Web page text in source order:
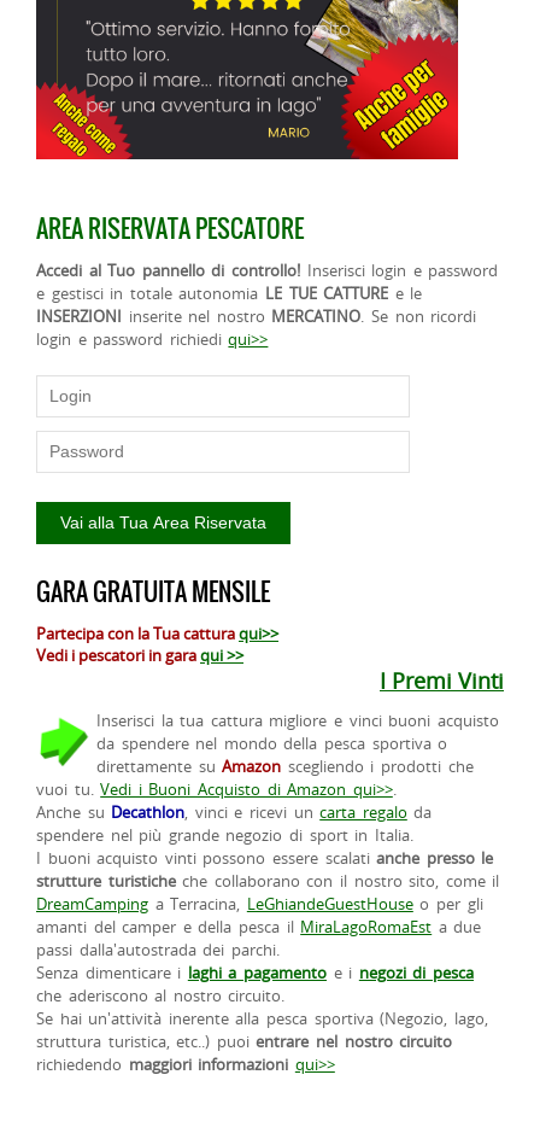
AREA RISERVATA PESCATORE
Accedi al Tuo pannello di controllo! Inserisci login e password
e gestisci in totale autonomia LE TUE CATTURE e le
INSERZIONI inserite nel nostro MERCATINO. Se non ricordi
login e password richiediqui>>
GARA GRATUITA MENSILE
Partecipa con la Tua catturaqui>>
Vedi i pescatori in garaqui >>
I Premi Vinti
Inserisci la tua cattura migliore e vinci buoni acquisto
da spendere nel mondo della pesca sportiva o
direttamente suAmazon scegliendo i prodotti che
vuoi tu.Vedi i Buoni Acquisto di Amazon qui>>.
Anche su Decathlon, vinci e ricevi uncarta regalo da
spendere nel più grande negozio di sport in Italia.
I buoni acquisto vinti possono essere scalatianche presso le
strutture turisticheche collaborano con il nostro sito, come il
DreamCamping a Terracina, LeGhiandeGuestHouseo per gli
amanti del camper e della pesca il MiraLagoRomaEst a due
passi dalla'autostrada dei parchi.
Senza dimenticare i laghi a pagamento e i negozi di pesca
che aderiscono al nostro circuito.
Se hai un'attività inerente alla pesca sportiva (Negozio, lago,
struttura turistica, etc..) puoientrare nel nostro circuito
richiedendo maggiori informazioni qui>>